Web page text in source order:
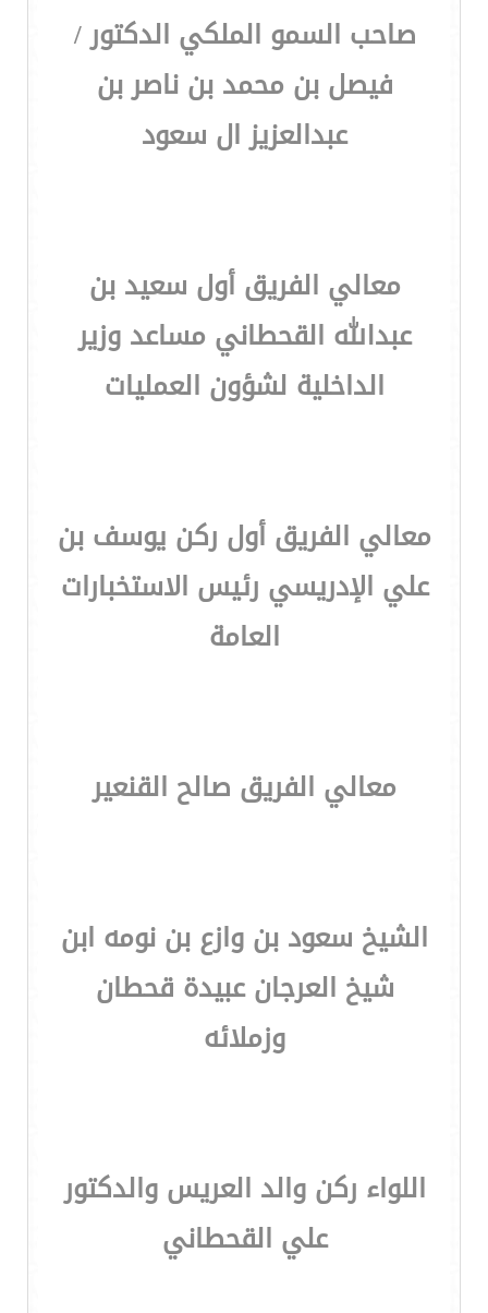
صاحب السمو الملكي الدكتور /
فيصل بن محمد بن ناصر بن
عبدالعزيز ال سعود
معالي الفريق أول سعيد بن
عبدالله القحطاني مساعد وزير
الداخلية لشؤون العمليات
معالي الفريق أول ركن يوسف بن
علي الإدريسي رئيس الاستخبارات
العامة
معالي الفريق صالح القنعير
الشيخ سعود بن وازع بن نومه ابن
شيخ العرجان عبيدة قحطان
وزملائه
اللواء ركن والد العريس والدكتور
علي القحطاني